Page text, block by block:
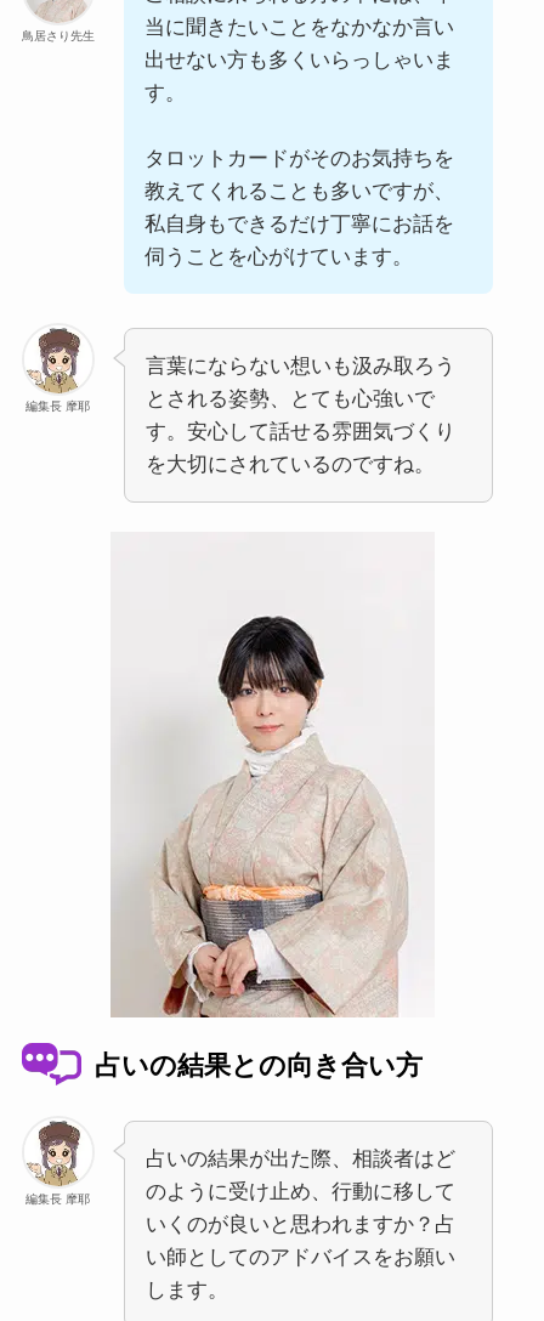
鳥居さり先生
当に聞きたいことをなかなか言い
出せない方も多くいらっしゃいま
す。
タロットカードがそのお気持ちを
教えてくれることも多いですが、
私自身もできるだけ丁寧にお話を
伺うことを心がけています。
編集長 摩耶
言葉にならない想いも汲み取ろう
とされる姿勢、とても心強いで
す。安心して話せる雰囲気づくり
を大切にされているのですね。
占いの結果との向き合い方
編集長 摩耶
占いの結果が出た際、相談者はど
のように受け止め、行動に移して
いくのが良いと思われますか？占
い師としてのアドバイスをお願い
します。